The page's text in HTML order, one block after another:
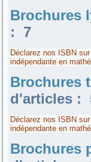
Brochures
: 7
Déclarez nos ISBN
indépendante en
Brochures
d'articles :
Déclarez nos ISBN
indépendante en
Brochures